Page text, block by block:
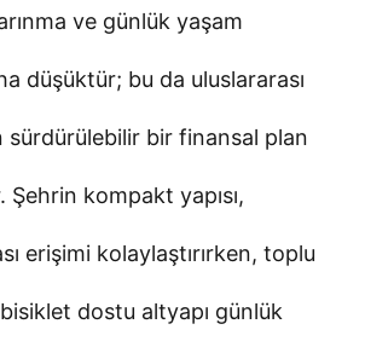
ve günlük yaşam
düşüktür; bu da uluslararası
sürdürülebilir bir finansal plan
Şehrin kompakt yapısı,
erişimi kolaylaştırırken, toplu
bisiklet dostu altyapı günlük